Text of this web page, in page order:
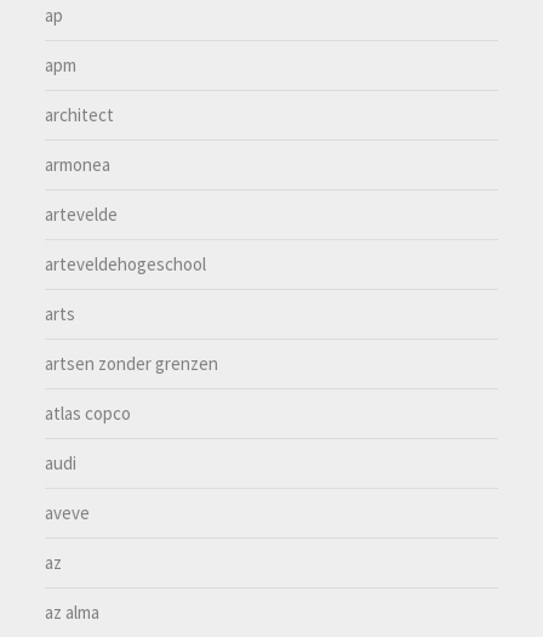
ap
apm
architect
armonea
artevelde
arteveldehogeschool
arts
artsen zonder grenzen
atlas copco
audi
aveve
az
az alma